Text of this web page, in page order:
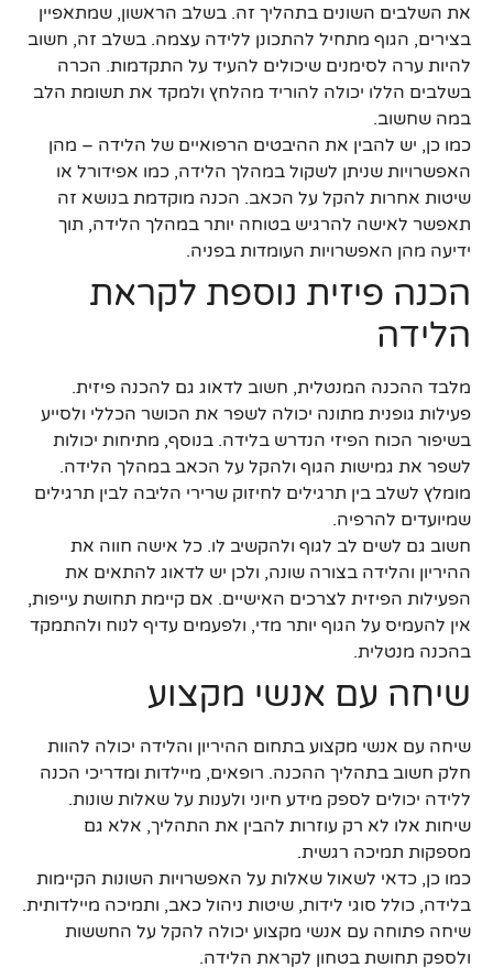
את השלבים השונים בתהליך זה. בשלב הראשון, שמתאפיין
בצירים, הגוף מתחיל להתכונן ללידה עצמה. בשלב זה, חשוב
להיות ערה לסימנים שיכולים להעיד על התקדמות. הכרה
בשלבים הללו יכולה להוריד מהלחץ ולמקד את תשומת הלב
במה שחשוב.
כמו כן, יש להבין את ההיבטים הרפואיים של הלידה – מהן
האפשרויות שניתן לשקול במהלך הלידה, כמו אפידורל או
שיטות אחרות להקל על הכאב. הכנה מוקדמת בנושא זה
תאפשר לאישה להרגיש בטוחה יותר במהלך הלידה, תוך
ידיעה מהן האפשרויות העומדות בפניה.
הכנה פיזית נוספת לקראת
הלידה
מלבד ההכנה המנטלית, חשוב לדאוג גם להכנה פיזית.
פעילות גופנית מתונה יכולה לשפר את הכושר הכללי ולסייע
בשיפור הכוח הפיזי הנדרש בלידה. בנוסף, מתיחות יכולות
לשפר את גמישות הגוף ולהקל על הכאב במהלך הלידה.
מומלץ לשלב בין תרגילים לחיזוק שרירי הליבה לבין תרגילים
שמיועדים להרפיה.
חשוב גם לשים לב לגוף ולהקשיב לו. כל אישה חווה את
ההיריון והלידה בצורה שונה, ולכן יש לדאוג להתאים את
הפעילות הפיזית לצרכים האישיים. אם קיימת תחושת עייפות,
אין להעמיס על הגוף יותר מדי, ולפעמים עדיף לנוח ולהתמקד
בהכנה מנטלית.
שיחה עם אנשי מקצוע
שיחה עם אנשי מקצוע בתחום ההיריון והלידה יכולה להוות
חלק חשוב בתהליך ההכנה. רופאים, מיילדות ומדריכי הכנה
ללידה יכולים לספק מידע חיוני ולענות על שאלות שונות.
שיחות אלו לא רק עוזרות להבין את התהליך, אלא גם
מספקות תמיכה רגשית.
כמו כן, כדאי לשאול שאלות על האפשרויות השונות הקיימות
בלידה, כולל סוגי לידות, שיטות ניהול כאב, ותמיכה מיילדותית.
שיחה פתוחה עם אנשי מקצוע יכולה להקל על החששות
ולספק תחושת בטחון לקראת הלידה.